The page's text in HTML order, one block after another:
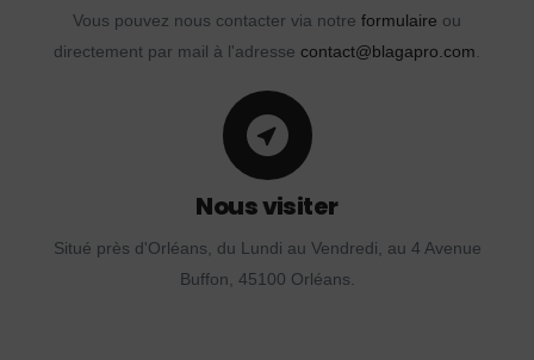
Vous pouvez nous contacter via notre formulaire ou
directement par mail à l'adresse contact@blagapro.com.
Nous visiter
Situé près d'Orléans, du Lundi au Vendredi, au 4 Avenue
Buffon, 45100 Orléans.